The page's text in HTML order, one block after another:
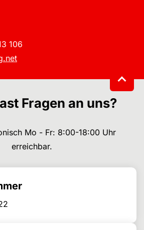
106
Fragen an uns?
Mo - Fr: 8:00-18:00 Uhr
erreichbar.